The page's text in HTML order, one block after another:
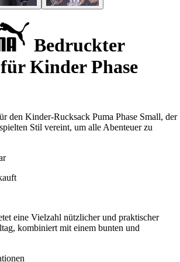
Bedruckter
Kinder Phase
den Kinder-Rucksack Puma Phase Small, der
Stil vereint, um alle Abenteuer zu
eine Vielzahl nützlicher und praktischer
kombiniert mit einem bunten und